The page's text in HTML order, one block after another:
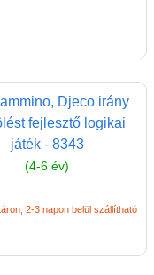
Djeco irány
fejlesztő logikai
játék - 8343
(4-6 év)
2-3 napon belül szállítható